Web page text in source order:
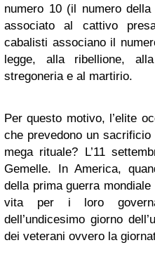
numero 10 (il numero
associato al cattivo
cabalisti associano il
legge, alla ribellione,
stregoneria e al martirio.
Per questo motivo, l’elite
che prevedono un
mega rituale? L’11
Gemelle. In America,
della prima guerra
vita per i loro
dell’undicesimo giorno
dei veterani ovvero la